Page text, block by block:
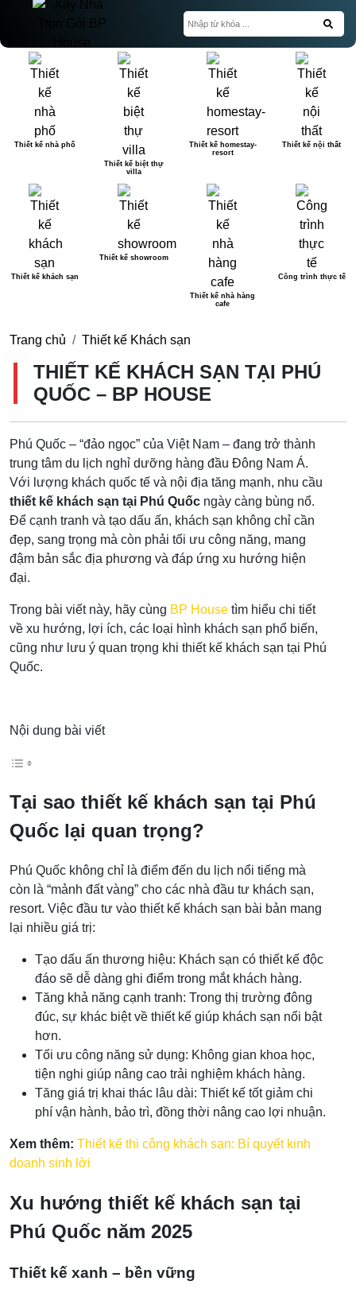
Thiết kế nhà phố
Thiết kế biệt thự
villa
Thiết kế homestay-
resort
Thiết kế nội thất
Thiết kế khách sạn
Thiết kế showroom
Thiết kế nhà hàng
cafe
Công trình thực tế
Trang chủ Thiết kế Khách sạn
THIẾT KẾ KHÁCH SẠN TẠI PHÚ
QUỐC – BP HOUSE
Phú Quốc – “đảo ngọc” của Việt Nam – đang trở thành
trung tâm du lịch nghỉ dưỡng hàng đầu Đông Nam Á.
Với lượng khách quốc tế và nội địa tăng mạnh, nhu cầu
thiết kế khách sạn tại Phú Quốc ngày càng bùng nổ.
Để cạnh tranh và tạo dấu ấn, khách sạn không chỉ cần
đẹp, sang trọng mà còn phải tối ưu công năng, mang
đậm bản sắc địa phương và đáp ứng xu hướng hiện
đại.
Trong bài viết này, hãy cùng BP House tìm hiểu chi tiết
về xu hướng, lợi ích, các loại hình khách sạn phổ biến,
cũng như lưu ý quan trọng khi thiết kế khách sạn tại Phú
Quốc.
Nội dung bài viết
Tại sao thiết kế khách sạn tại Phú
Quốc lại quan trọng?
Phú Quốc không chỉ là điểm đến du lịch nổi tiếng mà
còn là “mảnh đất vàng” cho các nhà đầu tư khách sạn,
resort. Việc đầu tư vào thiết kế khách sạn bài bản mang
lại nhiều giá trị:
Tạo dấu ấn thương hiệu: Khách sạn có thiết kế độc
đáo sẽ dễ dàng ghi điểm trong mắt khách hàng.
Tăng khả năng cạnh tranh: Trong thị trường đông
đúc, sự khác biệt về thiết kế giúp khách sạn nổi bật
hơn.
Tối ưu công năng sử dụng: Không gian khoa học,
tiện nghi giúp nâng cao trải nghiệm khách hàng.
Tăng giá trị khai thác lâu dài: Thiết kế tốt giảm chi
phí vận hành, bảo trì, đồng thời nâng cao lợi nhuận.
Xem thêm: Thiết kế thi công khách sạn: Bí quyết kinh
doanh sinh lời
Xu hướng thiết kế khách sạn tại
Phú Quốc năm 2025
Thiết kế xanh – bền vững